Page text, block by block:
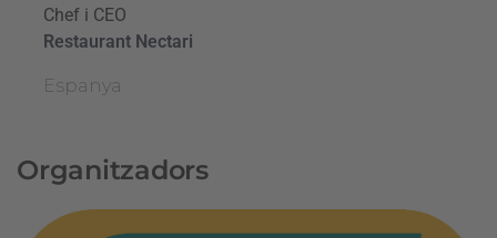
Chef i CEO
Restaurant Nectari
Espanya
Organitzadors